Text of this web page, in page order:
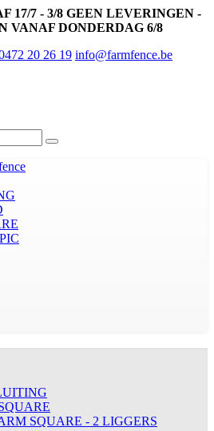
17/7 - 3/8 GEEN LEVERINGEN -
VANAF DONDERDAG 6/8
20 26 19 info@farmfence.be
SQUARE - 2 LIGGERS